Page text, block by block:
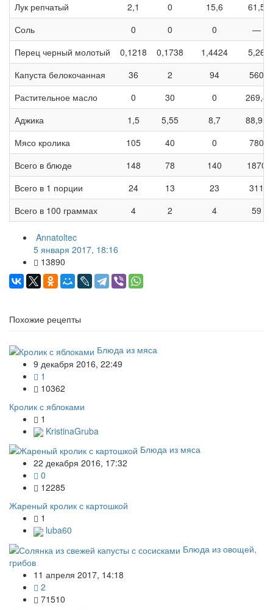
Лук репчатый 2,1 0 15,6
61,5
Соль
0 0 0
—
Перец черный молотый
0,1218 0,1738 1,4424
5,26
Капуста белокочанная
36 2 94
560
Растительное масло
0 30 0
269,4
Аджика
1,5 5,55 8,7
88,95
Мясо кролика
105 40 0
780
Всего в блюде
148 78 140
1870
Всего в 1 порции
24 13 23
311
Всего в 100 граммах
4 2 4 59
Annatoltec
5 января 2017, 18:16
13890
Похожие рецепты
Блюда из мяса
9 декабря 2016, 22:49
1
10362
Кролик с яблоками
1
KristinaGruba
Блюда из мяса
22 декабря 2016, 17:32
0
12285
Жареный кролик с картошкой
1
luba60
Блюда из овощей,
грибов
11 апреля 2017, 14:18
2
71510